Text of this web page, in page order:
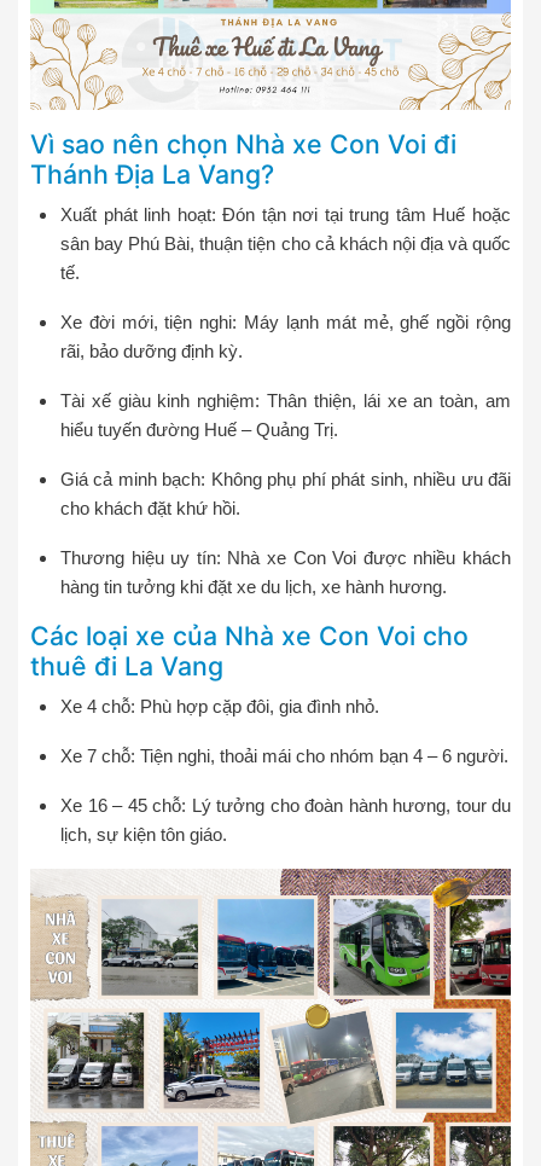
Vì sao nên chọn Nhà xe Con Voi đi
Thánh Địa La Vang?
Xuất phát linh hoạt: Đón tận nơi tại trung tâm Huế hoặc
sân bay Phú Bài, thuận tiện cho cả khách nội địa và quốc
tế.
Xe đời mới, tiện nghi: Máy lạnh mát mẻ, ghế ngồi rộng
rãi, bảo dưỡng định kỳ.
Tài xế giàu kinh nghiệm: Thân thiện, lái xe an toàn, am
hiểu tuyến đường Huế – Quảng Trị.
Giá cả minh bạch: Không phụ phí phát sinh, nhiều ưu đãi
cho khách đặt khứ hồi.
Thương hiệu uy tín: Nhà xe Con Voi được nhiều khách
hàng tin tưởng khi đặt xe du lịch, xe hành hương.
Các loại xe của Nhà xe Con Voi cho
thuê đi La Vang
Xe 4 chỗ: Phù hợp cặp đôi, gia đình nhỏ.
Xe 7 chỗ: Tiện nghi, thoải mái cho nhóm bạn 4 – 6 người.
Xe 16 – 45 chỗ: Lý tưởng cho đoàn hành hương, tour du
lịch, sự kiện tôn giáo.